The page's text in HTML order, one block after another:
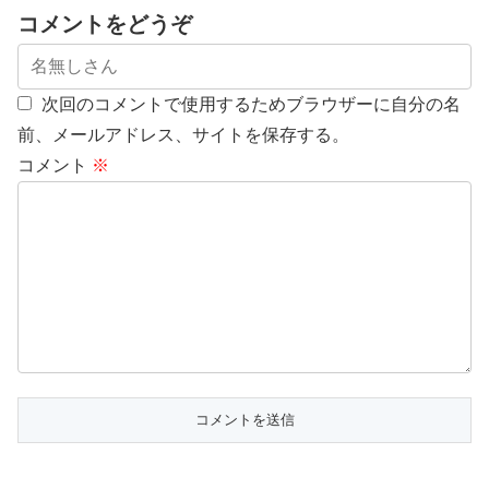
コメントをどうぞ
次回のコメントで使用するためブラウザーに自分の名
前、メールアドレス、サイトを保存する。
コメント ※